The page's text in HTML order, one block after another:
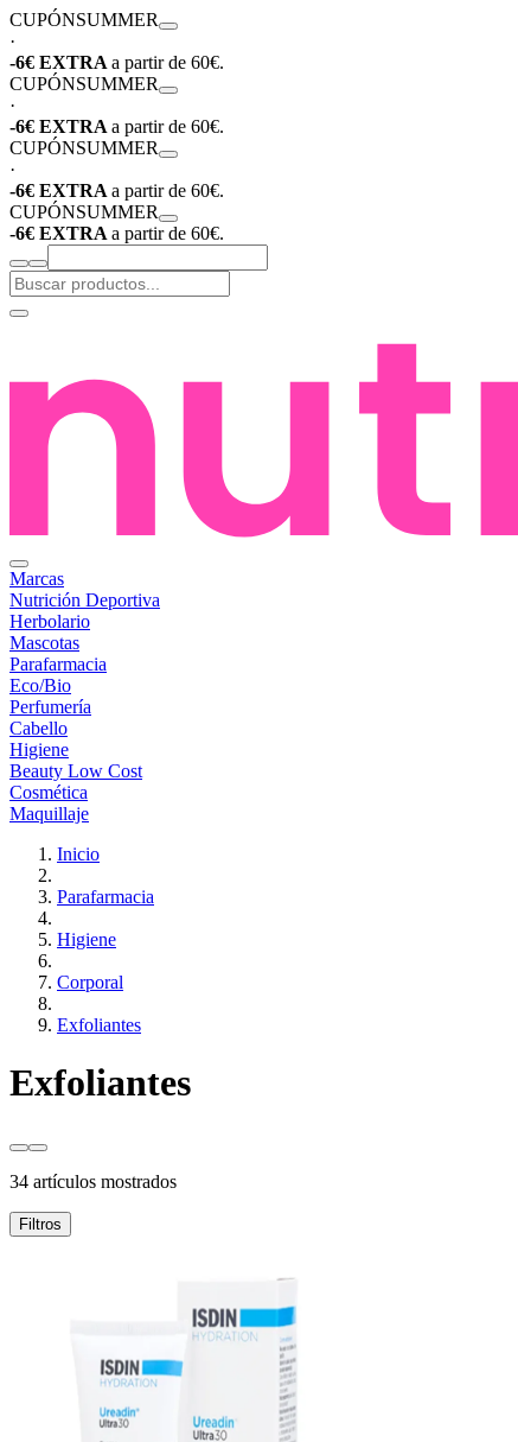
CUPÓNSUMMER
·
-6€ EXTRA a partir de 60€.
CUPÓNSUMMER
·
-6€ EXTRA a partir de 60€.
CUPÓNSUMMER
·
-6€ EXTRA a partir de 60€.
CUPÓNSUMMER
-6€ EXTRA a partir de 60€.
Marcas
Nutrición Deportiva
Herbolario
Mascotas
Parafarmacia
Eco/Bio
Perfumería
Cabello
Higiene
Beauty Low Cost
Cosmética
Maquillaje
Inicio
Parafarmacia
Higiene
Corporal
Exfoliantes
Exfoliantes
34 artículos mostrados
Filtros